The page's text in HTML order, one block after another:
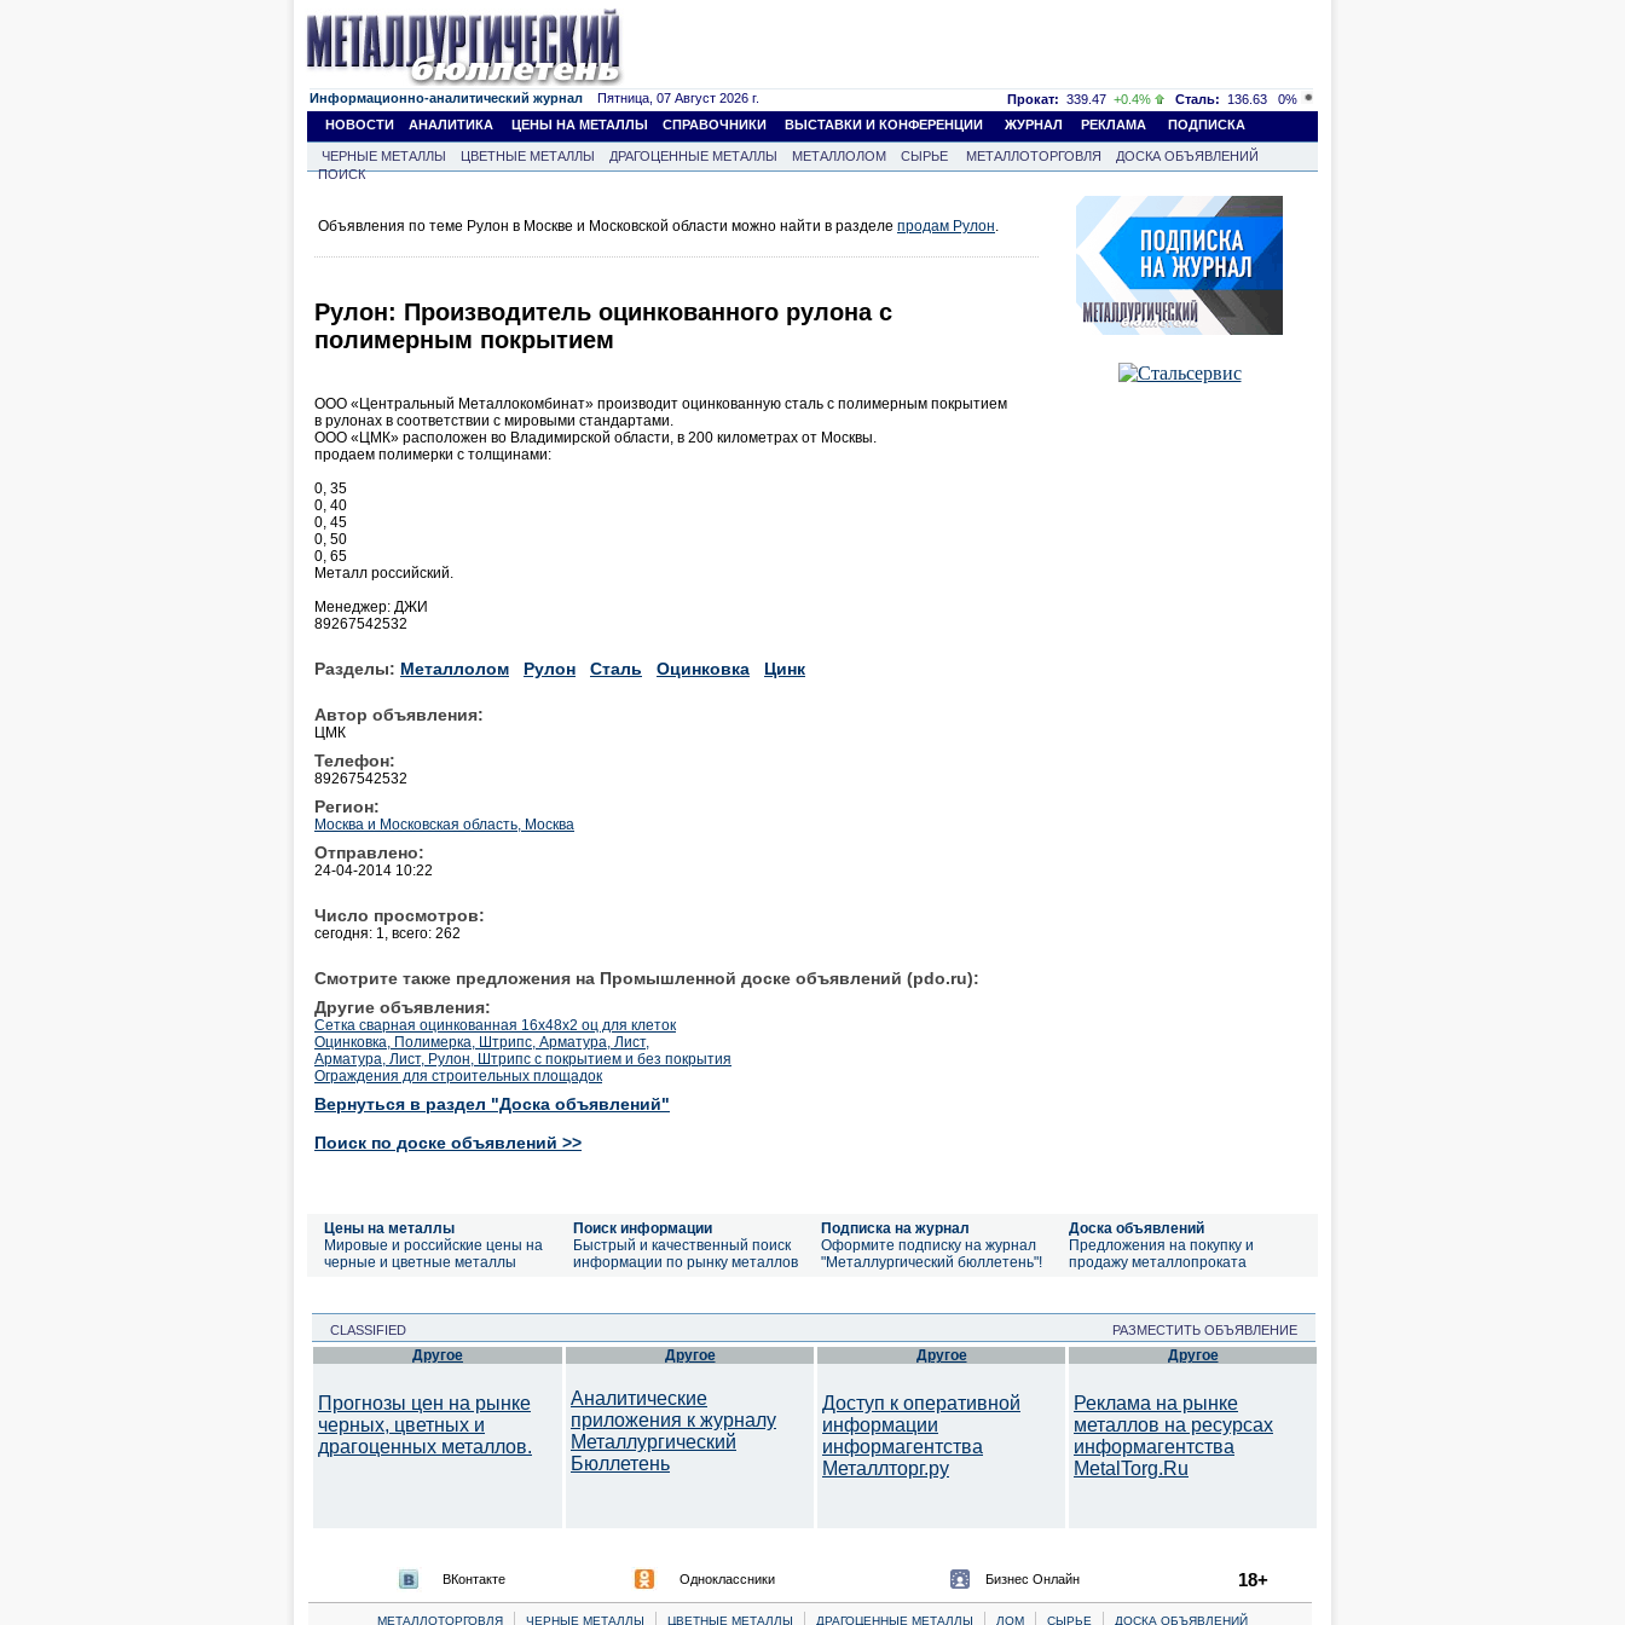
Информационно-аналитический журнал Пятница, 07 Август 2026 г. Прокат: 339.47 +0.4% Сталь: 136.63
0%
НОВОСТИ
АНАЛИТИКА ЦЕНЫ НА МЕТАЛЛЫ СПРАВОЧНИКИ ВЫСТАВКИ И КОНФЕРЕНЦИИ ЖУРНАЛ РЕКЛАМА ПОДПИСКА
ЧЕРНЫЕ МЕТАЛЛЫ ЦВЕТНЫЕ МЕТАЛЛЫ ДРАГОЦЕННЫЕ МЕТАЛЛЫ МЕТАЛЛОЛОМ СЫРЬЕ МЕТАЛЛОТОРГОВЛЯ
ДОСКА ОБЪЯВЛЕНИЙ
ПОИСК
Объявления по теме Рулон в Москве и Московской области можно найти в разделе продам Рулон.
Рулон: Производитель оцинкованного рулона с
полимерным покрытием
ООО «Центральный Металлокомбинат» производит оцинкованную сталь с полимерным покрытием
в рулонах в соответствии с мировыми стандартами.
ООО «ЦМК» расположен во Владимирской области, в 200 километрах от Москвы.
продаем полимерки с толщинами:
0, 35
0, 40
0, 45
0, 50
0, 65
Металл российский.
Менеджер: ДЖИ
89267542532
Разделы: Металлолом Рулон Сталь Оцинковка Цинк
Автор объявления:
ЦМК
Телефон:
89267542532
Регион:
Москва и Московская область, Москва
Отправлено:
24-04-2014 10:22
Число просмотров:
сегодня: 1, всего: 262
Смотрите также предложения на Промышленной доске объявлений (pdo.ru):
Другие объявления:
Сетка сварная оцинкованная 16х48х2 оц для клеток
Оцинковка, Полимерка, Штрипс, Арматура, Лист,
Арматура, Лист, Рулон, Штрипс с покрытием и без покрытия
Ограждения для строительных площадок
Вернуться в раздел "Доска объявлений"
Поиск по доске объявлений >>
Цены на металлы
Мировые и российские цены на
черные и цветные металлы
Поиск информации
Быстрый и качественный поиск
информации по рынку металлов
Подписка на журнал
Оформите подписку на журнал
"Металлургический бюллетень"!
Доска объявлений
Предложения на покупку и
продажу металлопроката
CLASSIFIED РАЗМЕСТИТЬ ОБЪЯВЛЕНИЕ
Другое
Прогнозы цен на рынке
черных, цветных и
драгоценных металлов.
Другое
Аналитические
приложения к журналу
Металлургический
Бюллетень
Другое
Доступ к оперативной
информации
информагентства
Металлторг.ру
Другое
Реклама на рынке
металлов на ресурсах
информагентства
MetalTorg.Ru
ВКонтакте Одноклассники Бизнес Онлайн 18+
МЕТАЛЛОТОРГОВЛЯ | ЧЕРНЫЕ МЕТАЛЛЫ | ЦВЕТНЫЕ МЕТАЛЛЫ | ДРАГОЦЕННЫЕ МЕТАЛЛЫ | ЛОМ | CЫРЬЕ | ДОСКА ОБЪЯВЛЕНИЙ